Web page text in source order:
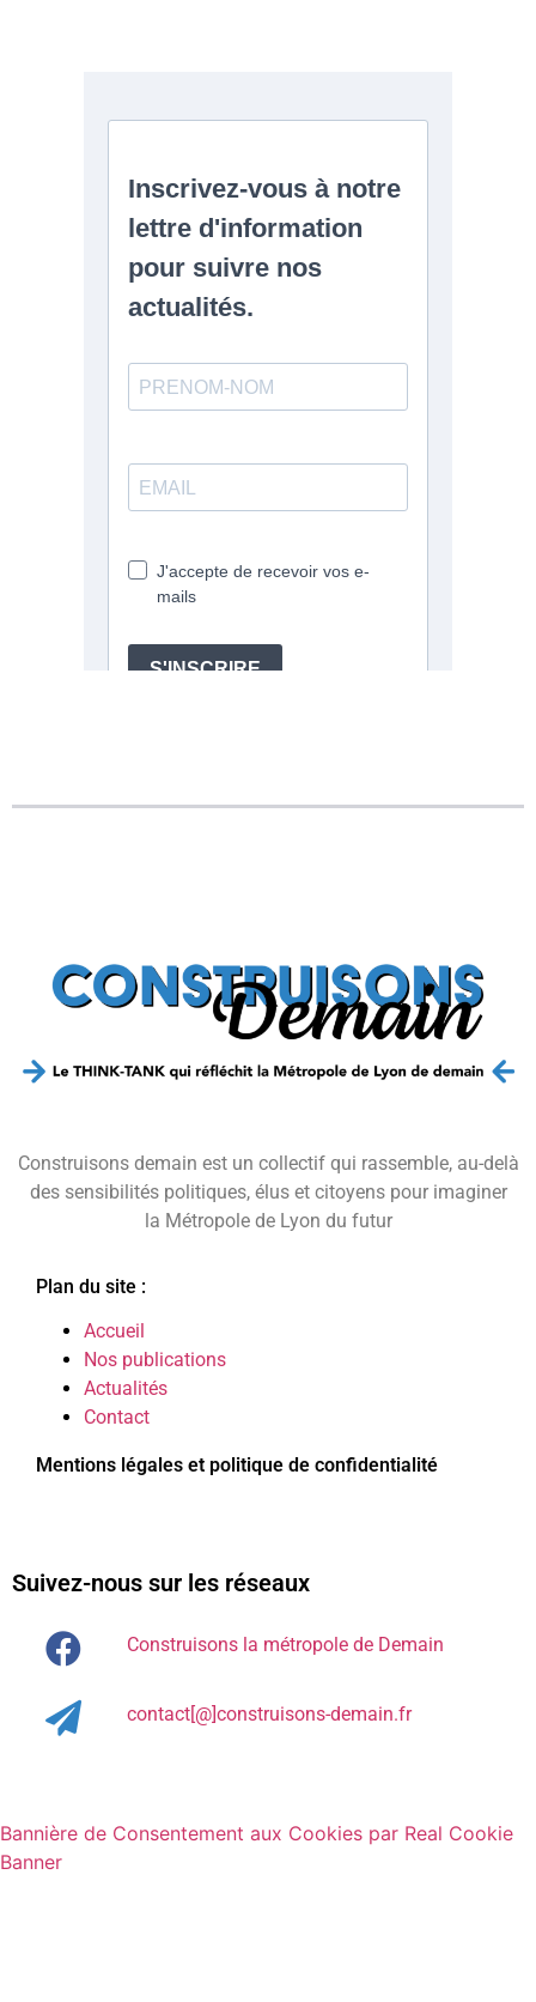
Construisons demain est un collectif qui rassemble, au-delà
des sensibilités politiques, élus et citoyens pour imaginer
la Métropole de Lyon du futur
Plan du site :
Accueil
Nos publications
Actualités
Contact
Mentions légales et politique de confidentialité
Suivez-nous sur les réseaux
Construisons la métropole de Demain
contact[@]construisons-demain.fr
Bannière de Consentement aux Cookies par Real Cookie
Banner